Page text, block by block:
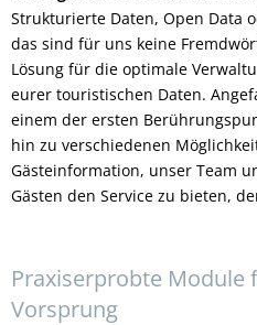
Strukturierte Daten, Open Data
das sind für uns keine
Lösung für die optimale
eurer touristischen Daten.
einem der ersten
hin zu verschiedenen
Gästeinformation, unser Team
Gästen den Service zu bieten,
Praxiserprobte Module
Vorsprung